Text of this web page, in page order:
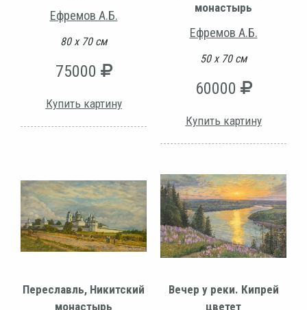
Ефремов А.Б.
80 х 70 см
75000
Купить картину
монастырь
Ефремов А.Б.
50 х 70 см
60000
Купить картину
Переславль, Никитский
монастырь
Вечер у реки. Кипрей
цветет